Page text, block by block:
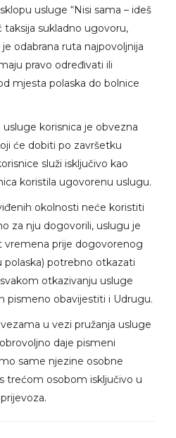
usluge “Nisi sama – ideš
taksija sukladno ugovoru,
odabrana ruta najpovoljnija
pravo određivati ili
mjesta polaska do bolnice
usluge korisnica je obvezna
će dobiti po završetku
služi isključivo kao
koristila ugovorenu uslugu.
okolnosti neće koristiti
za nju dogovorili, uslugu je
vremena prije dogovorenog
polaska) potrebno otkazati
otkazivanju usluge
pismeno obavijestiti i Udrugu.
u vezi pružanja usluge
daje pismeni
same njezine osobne
trećom osobom isključivo u